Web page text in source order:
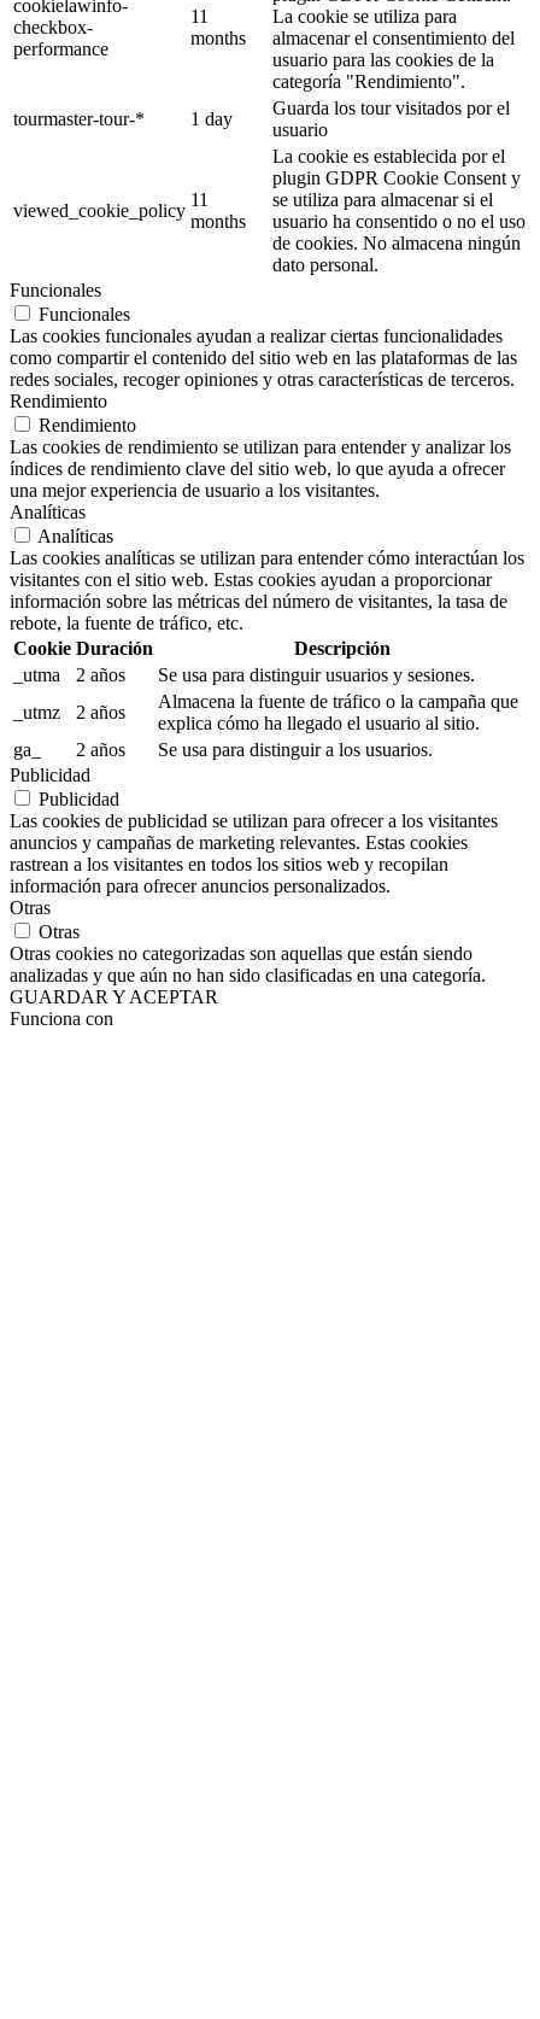
cookielawinfo-
checkbox-
performance
11
months
La cookie se utiliza para
almacenar el consentimiento del
usuario para las cookies de la
categoría "Rendimiento".
tourmaster-tour-*
1 day
Guarda los tour visitados por el
usuario
viewed_cookie_policy
11
months
La cookie es establecida por el
plugin GDPR Cookie Consent y
se utiliza para almacenar si el
usuario ha consentido o no el uso
de cookies. No almacena ningún
dato personal.
Funcionales
Funcionales
Las cookies funcionales ayudan a realizar ciertas funcionalidades
como compartir el contenido del sitio web en las plataformas de las
redes sociales, recoger opiniones y otras características de terceros.
Rendimiento
Rendimiento
Las cookies de rendimiento se utilizan para entender y analizar los
índices de rendimiento clave del sitio web, lo que ayuda a ofrecer
una mejor experiencia de usuario a los visitantes.
Analíticas
Analíticas
Las cookies analíticas se utilizan para entender cómo interactúan los
visitantes con el sitio web. Estas cookies ayudan a proporcionar
información sobre las métricas del número de visitantes, la tasa de
rebote, la fuente de tráfico, etc.
Cookie Duración
Descripción
_utma
2 años
Se usa para distinguir usuarios y sesiones.
_utmz
2 años
Almacena la fuente de tráfico o la campaña que
explica cómo ha llegado el usuario al sitio.
ga_
2 años
Se usa para distinguir a los usuarios.
Publicidad
Publicidad
Las cookies de publicidad se utilizan para ofrecer a los visitantes
anuncios y campañas de marketing relevantes. Estas cookies
rastrean a los visitantes en todos los sitios web y recopilan
información para ofrecer anuncios personalizados.
Otras
Otras
Otras cookies no categorizadas son aquellas que están siendo
analizadas y que aún no han sido clasificadas en una categoría.
GUARDAR Y ACEPTAR
Funciona con